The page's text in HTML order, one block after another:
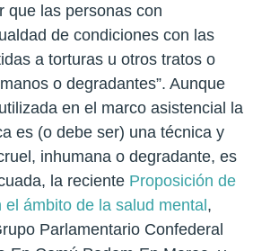
que las personas con
de condiciones con las
a torturas u otros tratos o
o degradantes”. Aunque
en el marco asistencial la
es (o debe ser) una técnica y
inhumana o degradante, es
la reciente Proposición de
el ámbito de la salud mental,
Parlamentario Confederal